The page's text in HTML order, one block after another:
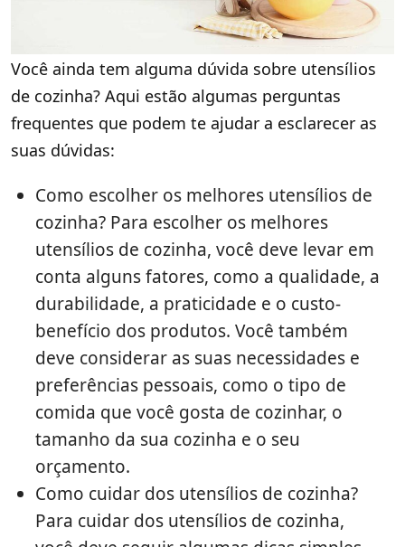
Você ainda tem alguma dúvida sobre utensílios
de cozinha? Aqui estão algumas perguntas
frequentes que podem te ajudar a esclarecer as
suas dúvidas:
Como escolher os melhores utensílios de
cozinha? Para escolher os melhores
utensílios de cozinha, você deve levar em
conta alguns fatores, como a qualidade, a
durabilidade, a praticidade e o custo-
benefício dos produtos. Você também
deve considerar as suas necessidades e
preferências pessoais, como o tipo de
comida que você gosta de cozinhar, o
tamanho da sua cozinha e o seu
orçamento.
Como cuidar dos utensílios de cozinha?
Para cuidar dos utensílios de cozinha,